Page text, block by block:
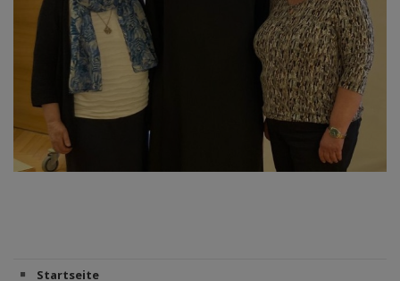
Startseite